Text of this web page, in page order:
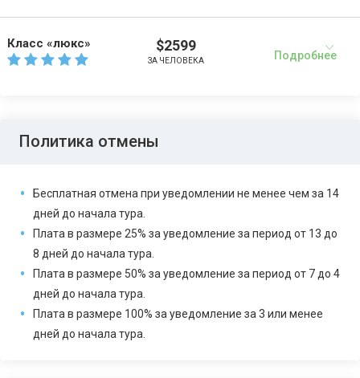
Класс «люкс» $2599
ЗА ЧЕЛОВЕКА Подробнее
Политика отмены
Бесплатная отмена при уведомлении не менее чем за 14
дней до начала тура.
Плата в размере 25% за уведомление за период от 13 до
8 дней до начала тура.
Плата в размере 50% за уведомление за период от 7 до 4
дней до начала тура.
Плата в размере 100% за уведомление за 3 или менее
дней до начала тура.